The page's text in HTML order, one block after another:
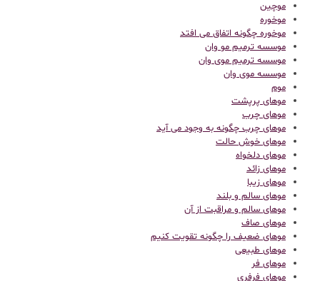
موچین
موخوره
موخوره چگونه اتفاق می افتد
موسسه ترمیم مو وان
موسسه ترمیم موی وان
موسسه موی وان
موم
موهای پرپشت
موهای چرب
موهای چرب چگونه به وجود می آید
موهای خوش حالت
موهای دلخواه
موهای زائد
موهای زیبا
موهای سالم و بلند
موهای سالم و مراقبت از آن
موهای صاف
موهای ضعیف را چگونه تقویت کنیم
موهای طبیعی
موهای فر
موهای فرفری